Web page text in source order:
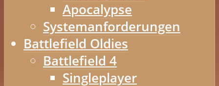
Apocalypse
Systemanforderungen
Battlefield Oldies
Battlefield 4
Singleplayer